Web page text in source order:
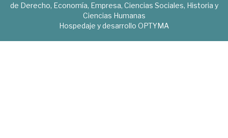
de Derecho, Economía, Empresa, Ciencias Sociales, Historia y
Ciencias Humanas
Hospedaje y desarrollo OPTYMA